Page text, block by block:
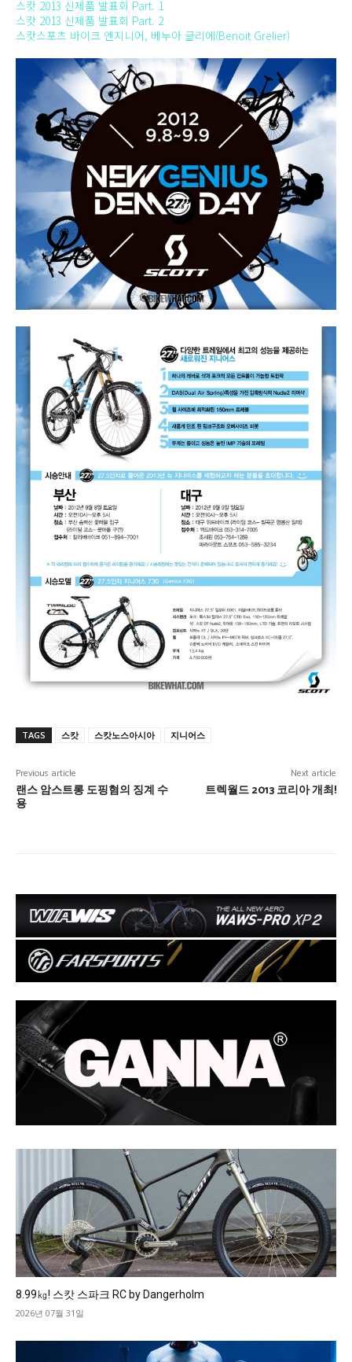
스캇 2013 신제품 발표회 Part. 1
스캇 2013 신제품 발표회 Part. 2
스캇스포츠 바이크 엔지니어, 베누아 글리에(Benoit Grelier)
TAGS 스캇 스캇노스아시아 지니어스
Previous article
랜스 암스트롱 도핑혐의 징계 수
용
Next article
트렉월드 2013 코리아 개최!
8.99㎏! 스캇 스파크 RC by Dangerholm
2026년 07월 31일